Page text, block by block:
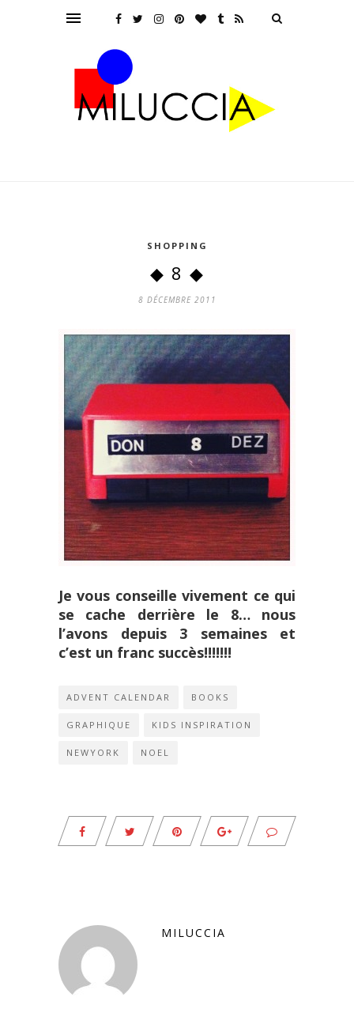
SHOPPING
◆ 8 ◆
8 DÉCEMBRE 2011
Je vous conseille vivement ce qui
se cache derrière le 8… nous
l’avons depuis 3 semaines et
c’est un franc succès!!!!!!!
ADVENT CALENDAR BOOKS
GRAPHIQUE KIDS INSPIRATION
NEWYORK NOEL
MILUCCIA